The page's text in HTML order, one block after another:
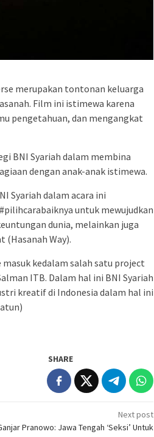
merupakan tontonan keluarga
Film ini istimewa karena
pengetahuan, dan mengangkat
BNI Syariah dalam membina
dengan anak-anak istimewa.
Syariah dalam acara ini
untuk mewujudkan
dunia, melainkan juga
(Hasanah Way).
kedalam salah satu project
ITB. Dalam hal ini BNI Syariah
kreatif di Indonesia dalam hal ini
SHARE
Next post
Pranowo: Jawa Tengah ‘Seksi’ Untuk